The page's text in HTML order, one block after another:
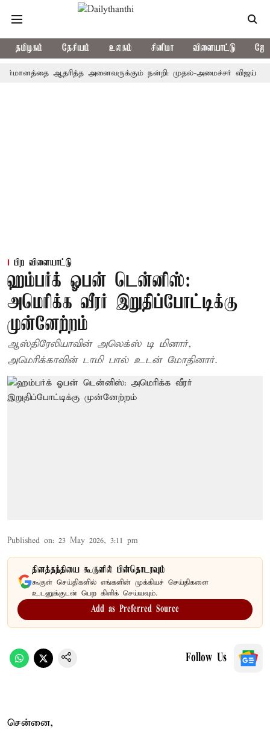
தமிழகம் தேசியம் உலகம் சினிமா விளையாட்டு
ஆதரித்த அனைவருக்கும் நன்றி: முதல்-அமைச்சர் விஜய்
பிற விளையாட்டு
ஹம்பர்க் ஓபன் டென்னிஸ்:
அமெரிக்க வீரர் இறுதிப்போட்டிக்கு
முன்னேற்றம்
ஆஸ்திரேலியாவின் அலெக்ஸ் டி மினார்,
அமெரிக்காவின் டாமி பால் உடன் மோதினார்.
Published on: 23 May 2026, 3:11 pm
தினத்தந்தியை கூகுளில் பின்தொடரவும்
கூகுள் செய்திகளில் எங்களின் முக்கியச் செய்திகளை
உடனுக்குடன் பெற கிளிக் செய்யவும்.
Add as Preferred Source
Follow Us
சென்னை,